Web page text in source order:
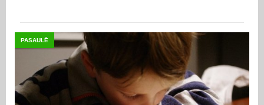
PASAULĒ